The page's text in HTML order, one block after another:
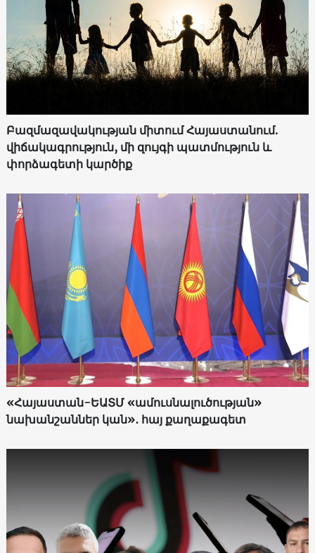
Բազմազավակության միտում Հայաստանում.
վիճակագրություն, մի զույգի պատմություն և
փորձագետի կարծիք
«Հայաստան-ԵԱՏՄ «ամուսնալուծության»
նախանշաններ կան»․ հայ քաղաքագետ